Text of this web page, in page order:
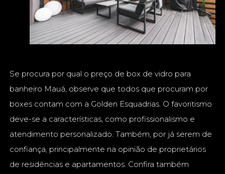
Se procura por qual o preço de box de vidro para
banheiro Mauá, observe que todos que procuram por
boxes contam com a Golden Esquadrias. O favoritismo
deve-se a características, como profissionalismo e
atendimento personalizado. Também, por já serem de
confiança, principalmente na opinião de proprietários
de residências e apartamentos. Confira também